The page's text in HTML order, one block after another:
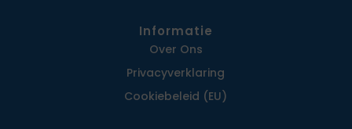
Informatie
Over Ons
Privacy­verklaring
Cookiebeleid (EU)